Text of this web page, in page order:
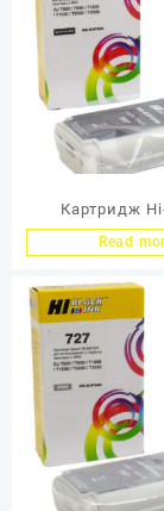
Картридж
(B3P22A) для
№727, 130
Read